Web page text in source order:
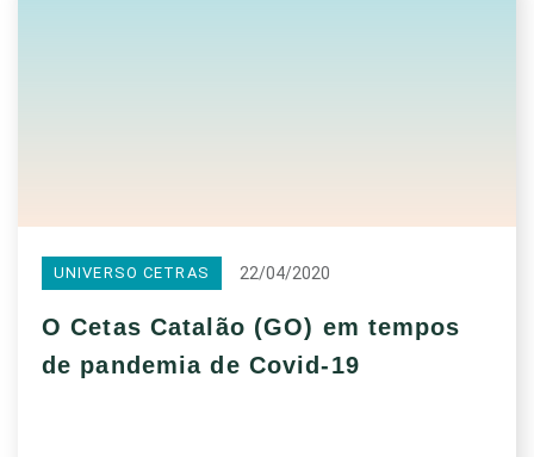
UNIVERSO CETRAS 22/04/2020
O Cetas Catalão (GO) em tempos
de pandemia de Covid-19